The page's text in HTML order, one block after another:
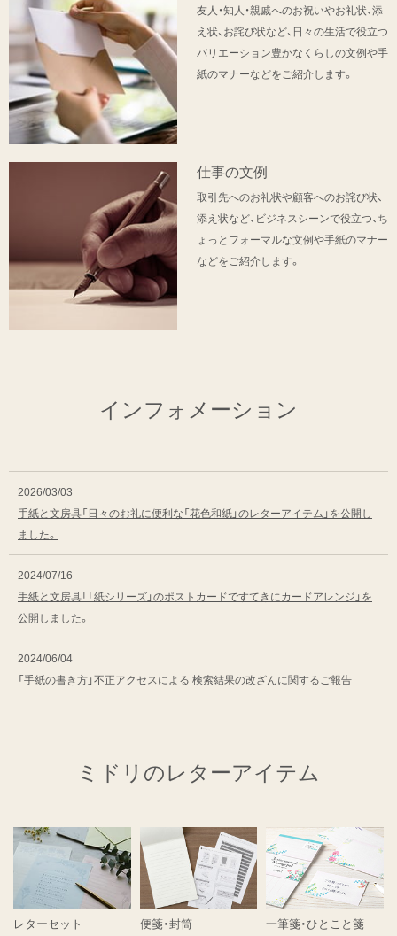
友人・知人・親戚へのお祝いやお礼状、添
え状、お詫び状など、日々の生活で役立つ
バリエーション豊かなくらしの文例や手
紙のマナーなどをご紹介します。
仕事の文例
取引先へのお礼状や顧客へのお詫び状、
添え状など、ビジネスシーンで役立つ、ち
ょっとフォーマルな文例や手紙のマナー
などをご紹介します。
インフォメーション
2026/03/03
手紙と文房具「日々のお礼に便利な「花色和紙」のレターアイテム」を公開し
ました。
2024/07/16
手紙と文房具「「紙シリーズ」のポストカードですてきにカードアレンジ」を
公開しました。
2024/06/04
「手紙の書き方」不正アクセスによる 検索結果の改ざんに関するご報告
ミドリのレターアイテム
レターセット 便箋・封筒 一筆箋・ひとこと箋